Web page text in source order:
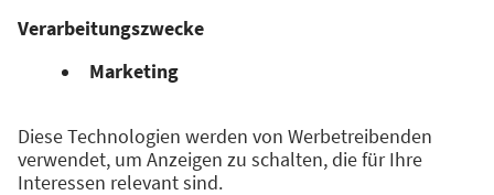
CELEBRATE IDEAS
Das Rocketeer Festival ist die Konferenz für
Augsburg.
Ein Muss für alle Macher:innen. Für alle